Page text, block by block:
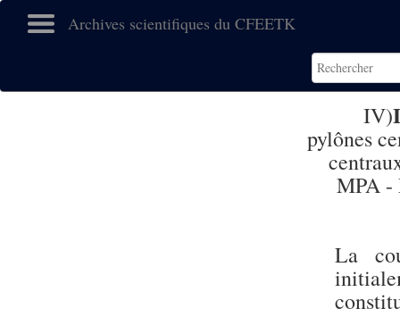
Archives scientifiques du CFEETK
IV)
pylônes
MPA -
La